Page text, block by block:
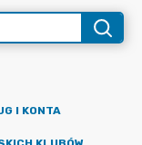
I KONTA